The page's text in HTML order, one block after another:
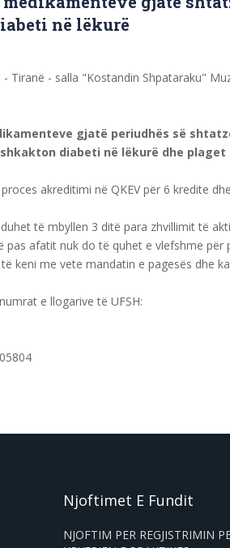
në lëkurë
- Tiranë - salla "Kostandin Shpataraku"
gjatë periudhës së
diabeti në lëkurë dhe plaget
akreditimi në QKEV për 6 kredite
duhet të mbyllen 3 ditë para zhvillimit të
pas afatit nuk do të quhet e vlefshme
keni me vete mandatin e pagesës dhe
e llogarive të UFSH:
Njoftimet E Fundit
NJOFTIM PER REGJISTRIMIN